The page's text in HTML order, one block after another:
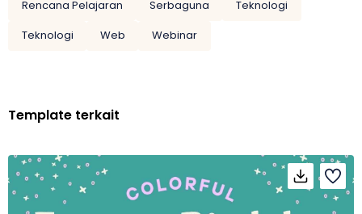
Rencana Pelajaran
Serbaguna
Teknologi
Teknologi
Web Webinar
Template terkait